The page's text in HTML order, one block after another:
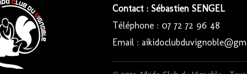
Contact : Sébastien SENGEL
Téléphone : 07 72 72 96 48
Email :